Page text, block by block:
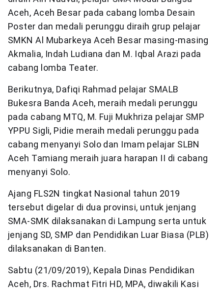
Aceh, Aceh Besar pada cabang lomba Desain
Poster dan medali perunggu diraih grup pelajar
SMKN Al Mubarkeya Aceh Besar masing-masing
Akmalia, Indah Ludiana dan M. Iqbal Arazi pada
cabang lomba Teater.
Berikutnya, Dafiqi Rahmad pelajar SMALB
Bukesra Banda Aceh, meraih medali perunggu
pada cabang MTQ, M. Fuji Mukhriza pelajar SMP
YPPU Sigli, Pidie meraih medali perunggu pada
cabang menyanyi Solo dan Imam pelajar SLBN
Aceh Tamiang meraih juara harapan II di cabang
menyanyi Solo.
Ajang FLS2N tingkat Nasional tahun 2019
tersebut digelar di dua provinsi, untuk jenjang
SMA-SMK dilaksanakan di Lampung serta untuk
jenjang SD, SMP dan Pendidikan Luar Biasa (PLB)
dilaksanakan di Banten.
Sabtu (21/09/2019), Kepala Dinas Pendidikan
Aceh, Drs. Rachmat Fitri HD, MPA, diwakili Kasi